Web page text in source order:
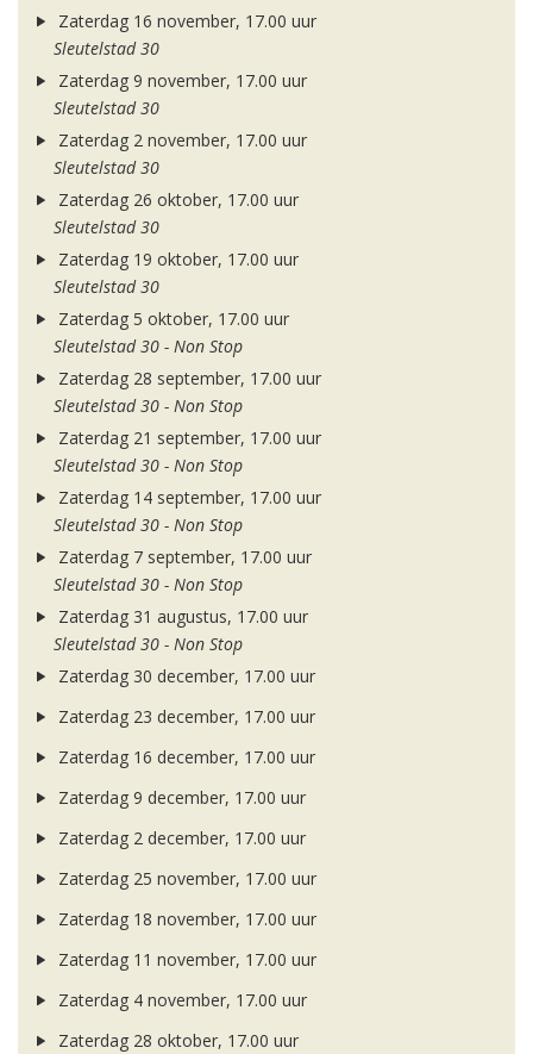
Zaterdag 16 november, 17.00 uur
Sleutelstad 30
Zaterdag 9 november, 17.00 uur
Sleutelstad 30
Zaterdag 2 november, 17.00 uur
Sleutelstad 30
Zaterdag 26 oktober, 17.00 uur
Sleutelstad 30
Zaterdag 19 oktober, 17.00 uur
Sleutelstad 30
Zaterdag 5 oktober, 17.00 uur
Sleutelstad 30 - Non Stop
Zaterdag 28 september, 17.00 uur
Sleutelstad 30 - Non Stop
Zaterdag 21 september, 17.00 uur
Sleutelstad 30 - Non Stop
Zaterdag 14 september, 17.00 uur
Sleutelstad 30 - Non Stop
Zaterdag 7 september, 17.00 uur
Sleutelstad 30 - Non Stop
Zaterdag 31 augustus, 17.00 uur
Sleutelstad 30 - Non Stop
Zaterdag 30 december, 17.00 uur
Zaterdag 23 december, 17.00 uur
Zaterdag 16 december, 17.00 uur
Zaterdag 9 december, 17.00 uur
Zaterdag 2 december, 17.00 uur
Zaterdag 25 november, 17.00 uur
Zaterdag 18 november, 17.00 uur
Zaterdag 11 november, 17.00 uur
Zaterdag 4 november, 17.00 uur
Zaterdag 28 oktober, 17.00 uur